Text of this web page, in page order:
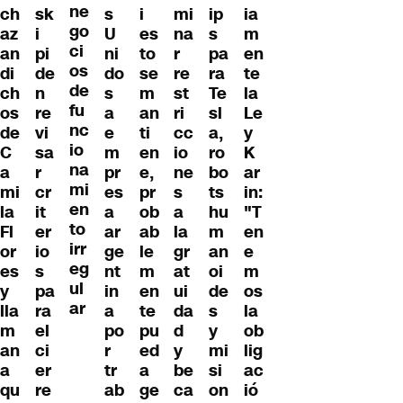
ch
az
an
di
ch
os
de
C
a
mi
la
Fl
or
es
y
lla
m
an
a
qu
sk
i
pi
de
n
re
vi
sa
r
cr
it
er
io
s
pa
ra
el
ci
er
re
ne
go
ci
os
de
fu
nc
io
na
mi
en
to
irr
eg
ul
ar
s
U
ni
do
s
a
e
m
pr
es
a
ar
ge
nt
in
a
po
r
tr
ab
i
es
to
se
m
an
ti
en
e,
pr
ob
ab
le
m
en
te
pu
ed
a
ge
mi
na
r
re
st
ri
cc
io
ne
s
a
la
gr
at
ui
da
d
y
be
ca
ip
s
pa
ra
Te
sl
a,
ro
bo
ts
hu
m
an
oi
de
s
y
mi
si
on
ia
m
en
te
la
Le
y
K
ar
in:
"T
en
e
m
os
la
ob
lig
ac
ió